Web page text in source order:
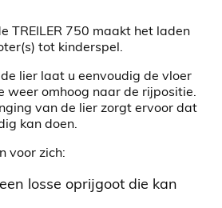
TREILER 750 maakt het laden
tot kinderspel.
lier laat u eenvoudig de vloer
weer omhoog naar de rijpositie.
van de lier zorgt ervoor dat
kan doen.
voor zich:
losse oprijgoot die kan